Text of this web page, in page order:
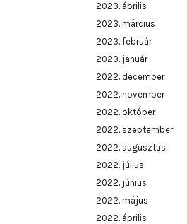
2023. április
2023. március
2023. február
2023. január
2022. december
2022. november
2022. október
2022. szeptember
2022. augusztus
2022. július
2022. június
2022. május
2022. április